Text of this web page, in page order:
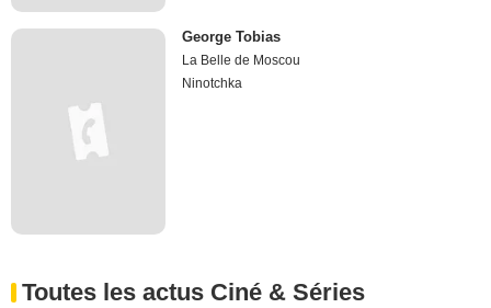
George Tobias
La Belle de Moscou
Ninotchka
Toutes les actus Ciné & Séries